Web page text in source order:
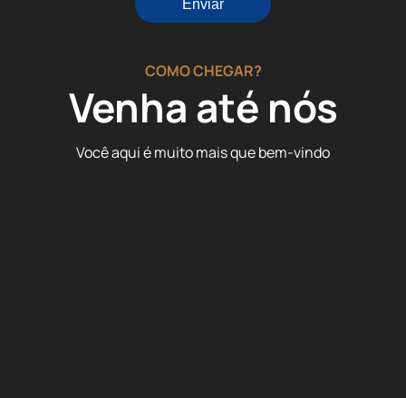
COMO CHEGAR?
Venha até nós
Você aqui é muito mais que bem-vindo